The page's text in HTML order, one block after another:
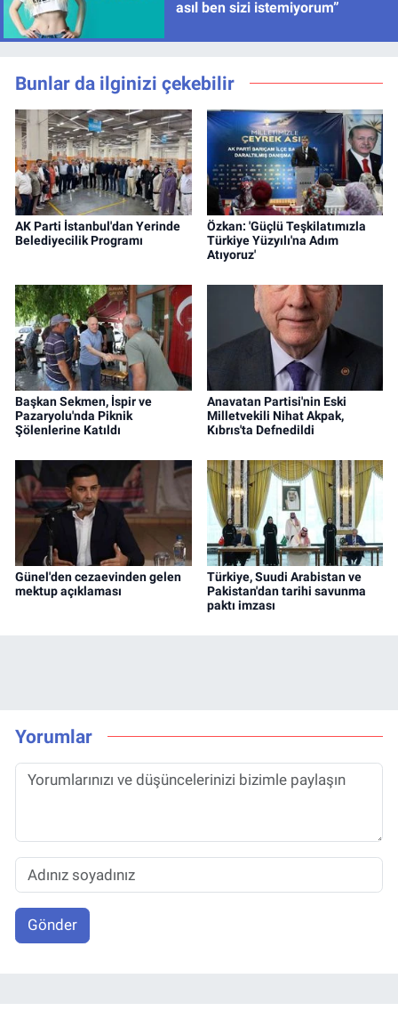
asıl ben sizi istemiyorum”
Bunlar da ilginizi çekebilir
AK Parti İstanbul'dan Yerinde
Belediyecilik Programı
Özkan: 'Güçlü Teşkilatımızla
Türkiye Yüzyılı'na Adım
Atıyoruz'
Başkan Sekmen, İspir ve
Pazaryolu'nda Piknik
Şölenlerine Katıldı
Anavatan Partisi'nin Eski
Milletvekili Nihat Akpak,
Kıbrıs'ta Defnedildi
Günel'den cezaevinden gelen
mektup açıklaması
Türkiye, Suudi Arabistan ve
Pakistan'dan tarihi savunma
paktı imzası
Yorumlar
Gönder